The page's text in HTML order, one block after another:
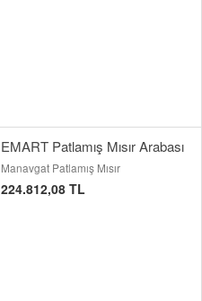
EMART Patlamış Mısır Arabası
Manavgat Patlamış Mısır
224.812,08 TL